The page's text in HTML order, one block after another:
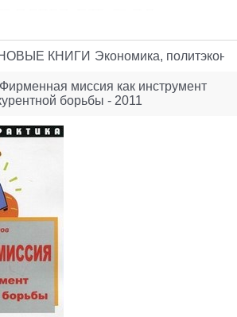
КНИГИ Экономика,
миссия как инструмент
борьбы - 2011